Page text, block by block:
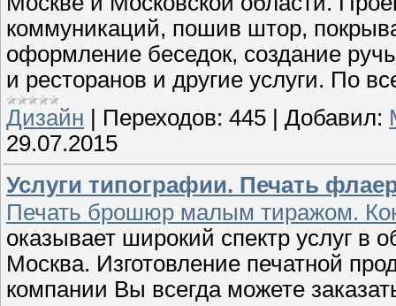
коммуникаций, пошив штор,
оформление беседок, создание
и ресторанов и другие услуги. По
Дизайн
Переходов: 445 Добавил:
29.07.2015
Услуги типографии. Печать
Печать брошюр малым тиражом.
оказывает широкий спектр услуг в
Москва. Изготовление печатной
компании Вы всегда можете